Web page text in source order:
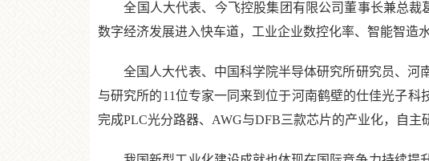
全国人大代表、今飞控股集团有限公司董事长兼总裁
数字经济发展进入快车道，工业企业数控化率、智能智造
全国人大代表、中国科学院半导体研究所研究员、河南
与研究所的11位专家一同来到位于河南鹤壁的仕佳光子
完成PLC光分路器、AWG与DFB三款芯片的产业化，自主